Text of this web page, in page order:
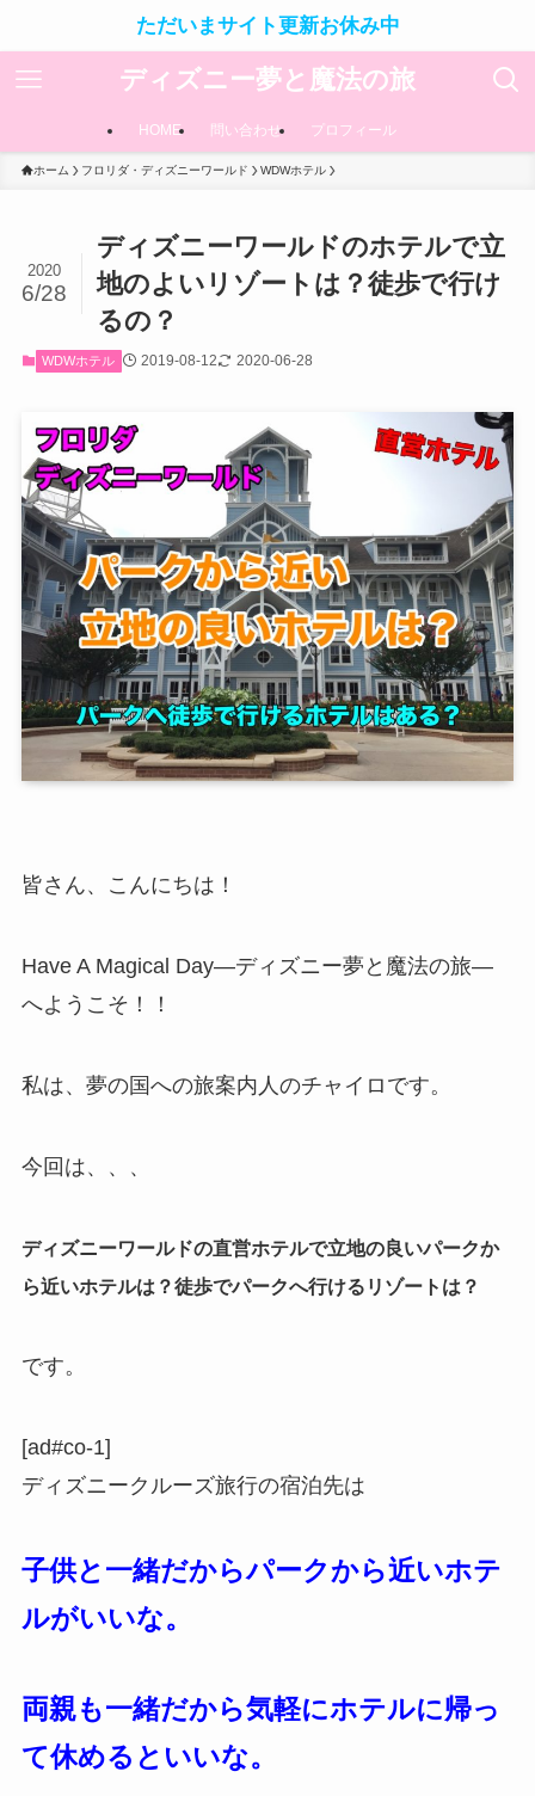
ただいまサイト更新お休み中
ディズニー夢と魔法の旅
HOME 問い合わせ プロフィール
ホーム フロリダ・ディズニーワールド WDWホテル
ディズニーワールドのホテルで立
地のよいリゾートは？徒歩で行け
るの？
2020
6/28
WDWホテル 2019-08-12 2020-06-28
皆さん、こんにちは！
Have A Magical Day―ディズニー夢と魔法の旅―
へようこそ！！
私は、夢の国への旅案内人のチャイロです。
今回は、、、
ディズニーワールドの直営ホテルで立地の良いパークか
ら近いホテルは？徒歩でパークへ行けるリゾートは？
です。
[ad#co-1]
ディズニークルーズ旅行の宿泊先は
子供と一緒だからパークから近いホテ
ルがいいな。
両親も一緒だから気軽にホテルに帰っ
て休めるといいな。